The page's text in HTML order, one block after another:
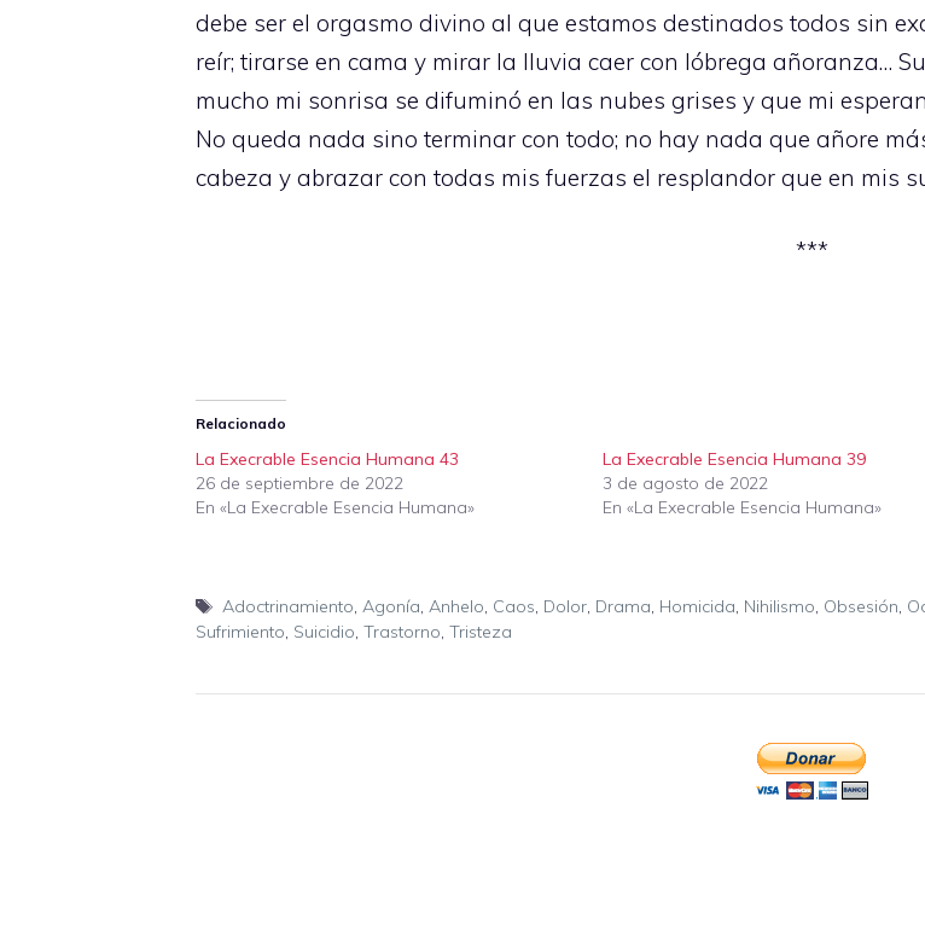
debe ser el orgasmo divino al que estamos destinados todos sin
reír; tirarse en cama y mirar la lluvia caer con lóbrega añoranza…
mucho mi sonrisa se difuminó en las nubes grises y que mi
No queda nada sino terminar con todo; no hay nada que añore
cabeza y abrazar con todas mis fuerzas el resplandor que en mis
***
Relacionado
La Execrable Esencia Humana 43
26 de septiembre de 2022
En «La Execrable Esencia Humana»
La Execrable Esencia Humana 39
3 de agosto de 2022
En «La Execrable Esencia Humana»
Etiquetas
Adoctrinamiento, Agonía, Anhelo, Caos, Dolor, Drama, Homicida, Nihilismo, Obsesión,
Sufrimiento, Suicidio, Trastorno, Tristeza